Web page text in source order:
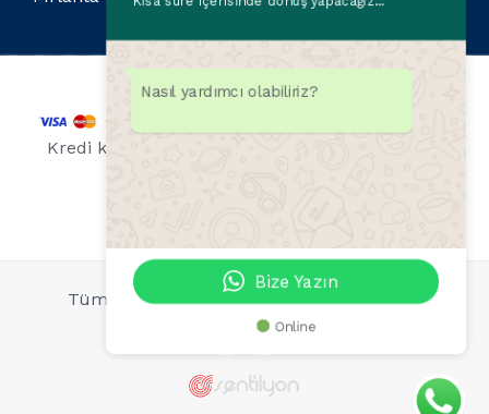
Kredi kartı bilgileriniz 256 Bit SSL sertifikası ile
Tüm Hakları Saklıdır © 2026 DiamondBox
Nasıl yardımcı olabiliriz?
Bize Yazın
Online